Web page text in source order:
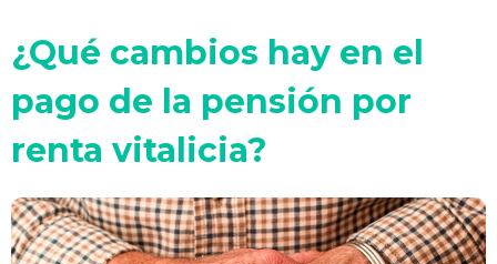
¿Qué cambios hay en el
pago de la pensión por
renta vitalicia?